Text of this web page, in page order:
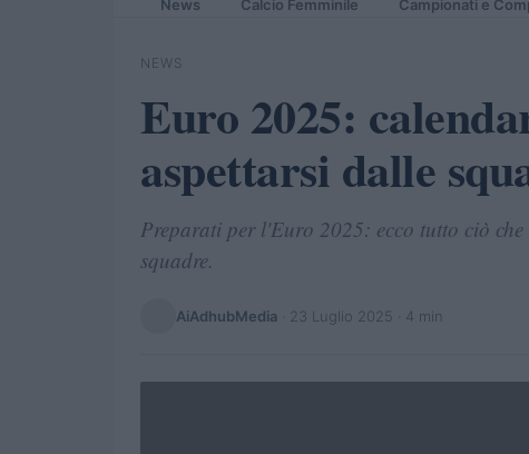
News Calcio Femminile Campionati e
NEWS
Euro 2025:
aspettarsi dalle
Preparati per l'Euro 2025: ecco tutto ciò
squadre.
AiAdhubMedia 23 Luglio 2025 · 4 min